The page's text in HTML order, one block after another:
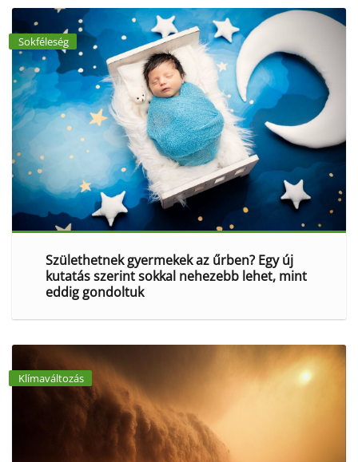
Sokféleség
Születhetnek gyermekek az űrben? Egy új
kutatás szerint sokkal nehezebb lehet, mint
eddig gondoltuk
Klímaváltozás